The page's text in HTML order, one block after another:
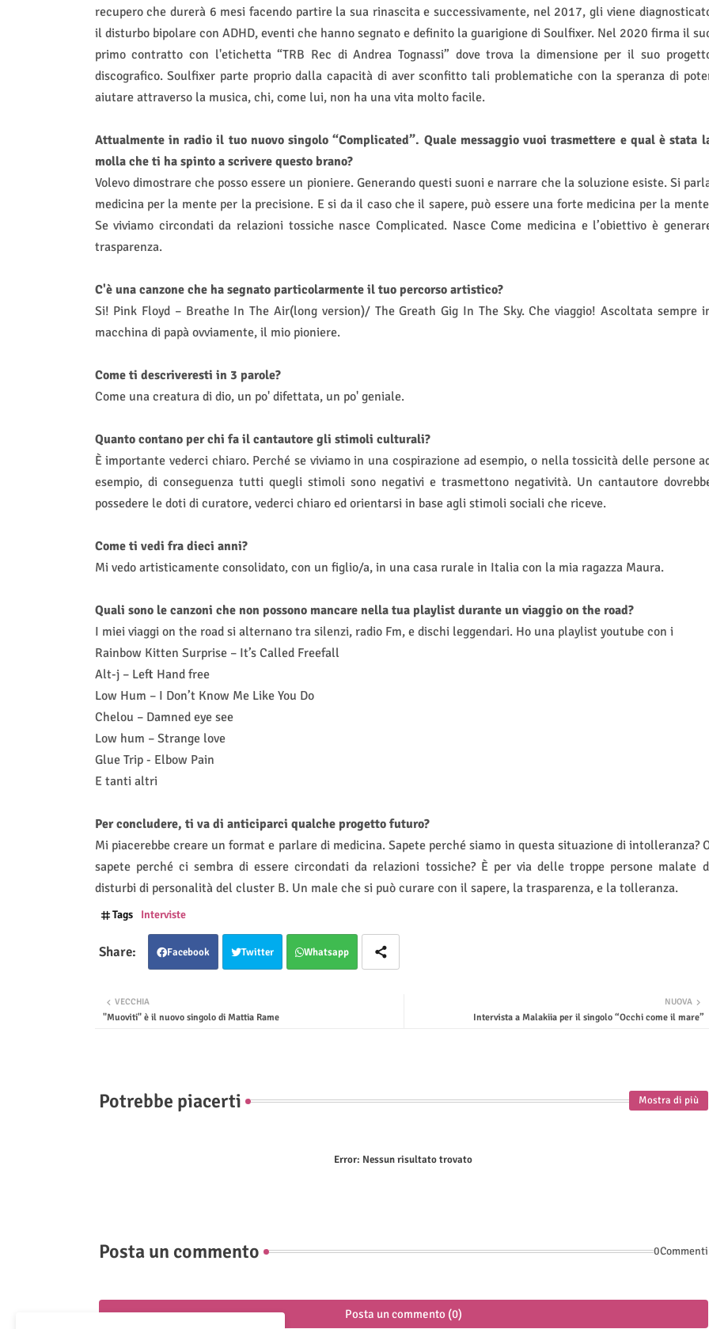
recupero che durerà 6 mesi facendo partire la sua rinascita e successivamente, nel 2017, gli viene
il disturbo bipolare con ADHD, eventi che hanno segnato e definito la guarigione di Soulfixer. Nel 2020 firma il
primo contratto con l'etichetta “TRB Rec di Andrea Tognassi” dove trova la dimensione per il suo
discografico. Soulfixer parte proprio dalla capacità di aver sconfitto tali problematiche con la speranza di
aiutare attraverso la musica, chi, come lui, non ha una vita molto facile.
Attualmente in radio il tuo nuovo singolo “Complicated”. Quale messaggio vuoi trasmettere e qual è stata
molla che ti ha spinto a scrivere questo brano?
Volevo dimostrare che posso essere un pioniere. Generando questi suoni e narrare che la soluzione esiste. Si
medicina per la mente per la precisione. E si da il caso che il sapere, può essere una forte medicina per la
Se viviamo circondati da relazioni tossiche nasce Complicated. Nasce Come medicina e l’obiettivo è
trasparenza.
C'è una canzone che ha segnato particolarmente il tuo percorso artistico?
Si! Pink Floyd – Breathe In The Air(long version)/ The Greath Gig In The Sky.Che viaggio! Ascoltata sempre
macchina di papà ovviamente, il mio pioniere.
Come ti descriveresti in 3 parole?
Come una creatura di dio, un po' difettata, un po' geniale.
Quanto contano per chi fa il cantautore gli stimoli culturali?
È importante vederci chiaro. Perché se viviamo in una cospirazione ad esempio, o nella tossicità delle persone
esempio, di conseguenza tutti quegli stimoli sono negativi e trasmettono negatività. Un cantautore
possedere le doti di curatore, vederci chiaro ed orientarsi in base agli stimoli sociali che riceve.
Come ti vedi fra dieci anni?
Mi vedo artisticamente consolidato, con un figlio/a, in una casa rurale in Italia con la mia ragazza Maura.
Quali sono le canzoni che non possono mancare nella tua playlist durante un viaggio on the road?
I miei viaggi on the road si alternano tra silenzi, radio Fm, e dischi leggendari. Ho una playlist youtube con i
Rainbow Kitten Surprise – It’s Called Freefall
Alt-j – Left Hand free
Low Hum – I Don’t Know Me Like You Do
Chelou – Damned eye see
Low hum – Strange love
Glue Trip - Elbow Pain
E tanti altri
Per concludere, ti va di anticiparci qualche progetto futuro?
Mi piacerebbe creare un format e parlare di medicina. Sapete perché siamo in questa situazione di intolleranza?
sapete perché ci sembra di essere circondati da relazioni tossiche? È per via delle troppe persone malate
disturbi di personalità del cluster B. Un male che si può curare con il sapere, la trasparenza, e la tolleranza.
Tags Interviste
Facebook Twitter Whatsapp
NUOVA
Intervista a Malakiia per il singolo “Occhi come il mare”
VECCHIA
"Muoviti" è il nuovo singolo di Mattia Rame
Potrebbe piacerti Mostra di più
Error: Nessun risultato trovato
Posta un commento 0Commenti
Posta un commento (0)